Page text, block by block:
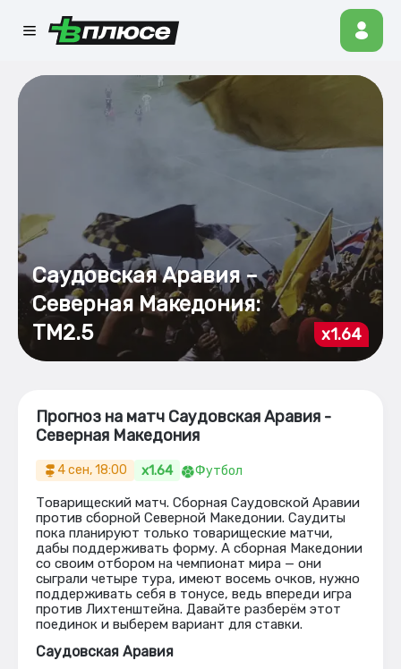
Саудовская Аравия –
Северная Македония:
ТМ2.5
x1.64
Прогноз на матч Саудовская Аравия -
Северная Македония
4 сен, 18:00 x1.64 Футбол
Товарищеский матч. Сборная Саудовской Аравии
против сборной Северной Македонии. Саудиты
пока планируют только товарищеские матчи,
дабы поддерживать форму. А сборная Македонии
со своим отбором на чемпионат мира — они
сыграли четыре тура, имеют восемь очков, нужно
поддерживать себя в тонусе, ведь впереди игра
против Лихтенштейна. Давайте разберём этот
поединок и выберем вариант для ставки.
Саудовская Аравия